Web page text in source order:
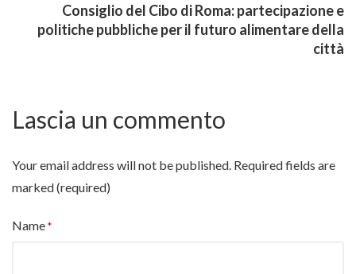
Consiglio del Cibo di Roma: partecipazione e
politiche pubbliche per il futuro alimentare della
città
Lascia un commento
Your email address will not be published. Required fields are
marked (required)
Name